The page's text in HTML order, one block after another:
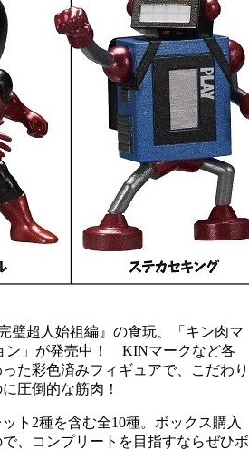
璧超人始祖編』の食玩、「キン肉マ
ン」が発売中！ KINマークなど各
た彩色済みフィギュアで、こだわり
圧倒的な筋肉！
ト2種を含む全10種。ボックス購入
、コンプリートを目指すならぜひボ